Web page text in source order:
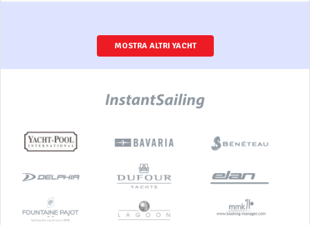
MOSTRA ALTRI YACHT